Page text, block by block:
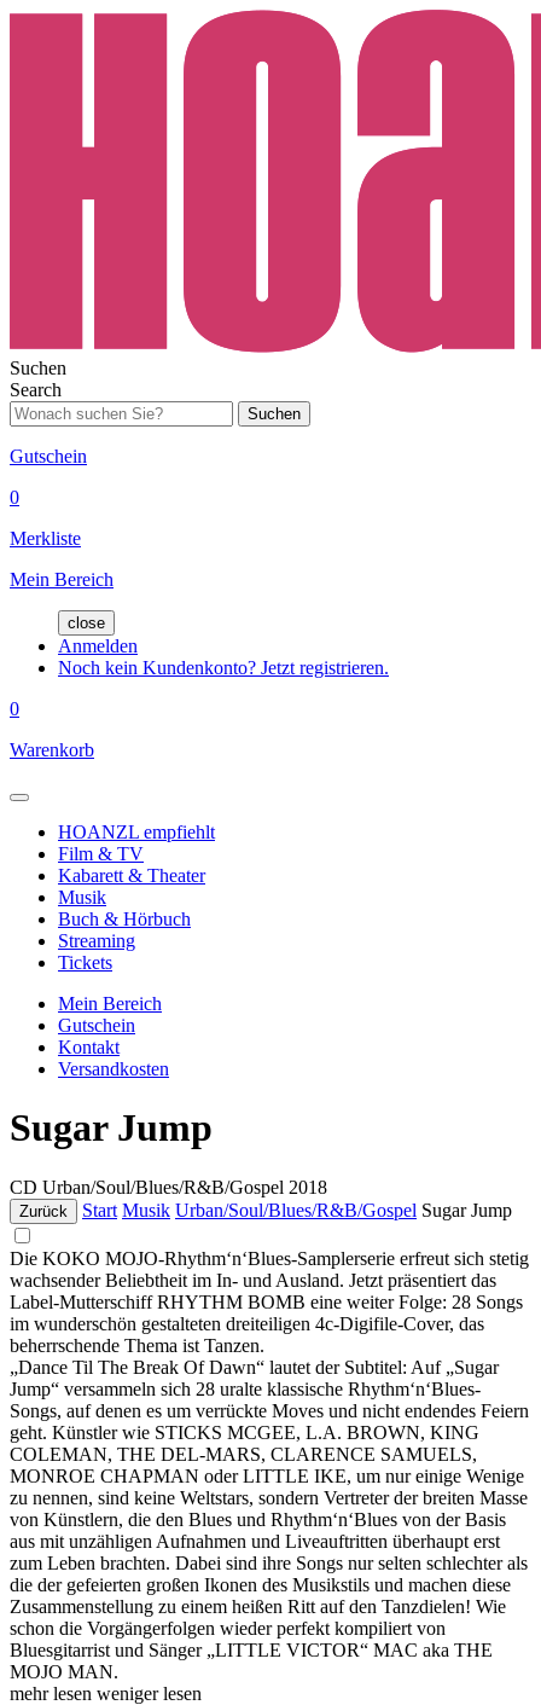
Suchen
Search
Suchen
Gutschein
0
Merkliste
Mein Bereich
close
Anmelden
Noch kein Kundenkonto? Jetzt registrieren.
0
Warenkorb
HOANZL empfiehlt
Film & TV
Kabarett & Theater
Musik
Buch & Hörbuch
Streaming
Tickets
Mein Bereich
Gutschein
Kontakt
Versandkosten
Sugar Jump
CD Urban/Soul/Blues/R&B/Gospel 2018
Zurück Start Musik Urban/Soul/Blues/R&B/Gospel Sugar Jump
Die KOKO MOJO-Rhythm‘n‘Blues-Samplerserie erfreut sich stetig
wachsender Beliebtheit im In- und Ausland. Jetzt präsentiert das
Label-Mutterschiff RHYTHM BOMB eine weiter Folge: 28 Songs
im wunderschön gestalteten dreiteiligen 4c-Digifile-Cover, das
beherrschende Thema ist Tanzen.
„Dance Til The Break Of Dawn“ lautet der Subtitel: Auf „Sugar
Jump“ versammeln sich 28 uralte klassische Rhythm‘n‘Blues-
Songs, auf denen es um verrückte Moves und nicht endendes Feiern
geht. Künstler wie STICKS MCGEE, L.A. BROWN, KING
COLEMAN, THE DEL-MARS, CLARENCE SAMUELS,
MONROE CHAPMAN oder LITTLE IKE, um nur einige Wenige
zu nennen, sind keine Weltstars, sondern Vertreter der breiten Masse
von Künstlern, die den Blues und Rhythm‘n‘Blues von der Basis
aus mit unzähligen Aufnahmen und Liveauftritten überhaupt erst
zum Leben brachten. Dabei sind ihre Songs nur selten schlechter als
die der gefeierten großen Ikonen des Musikstils und machen diese
Zusammenstellung zu einem heißen Ritt auf den Tanzdielen! Wie
schon die Vorgängerfolgen wieder perfekt kompiliert von
Bluesgitarrist und Sänger „LITTLE VICTOR“ MAC aka THE
MOJO MAN.
mehr lesen weniger lesen